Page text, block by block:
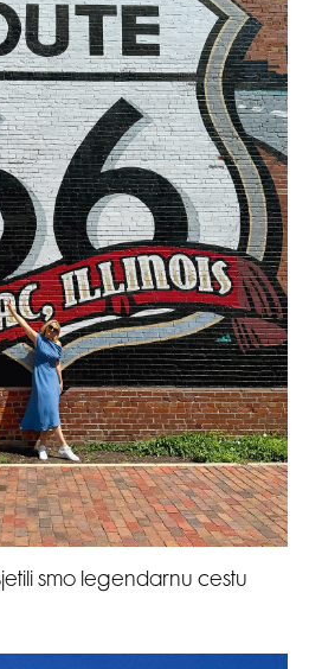
smo legendarnu cestu